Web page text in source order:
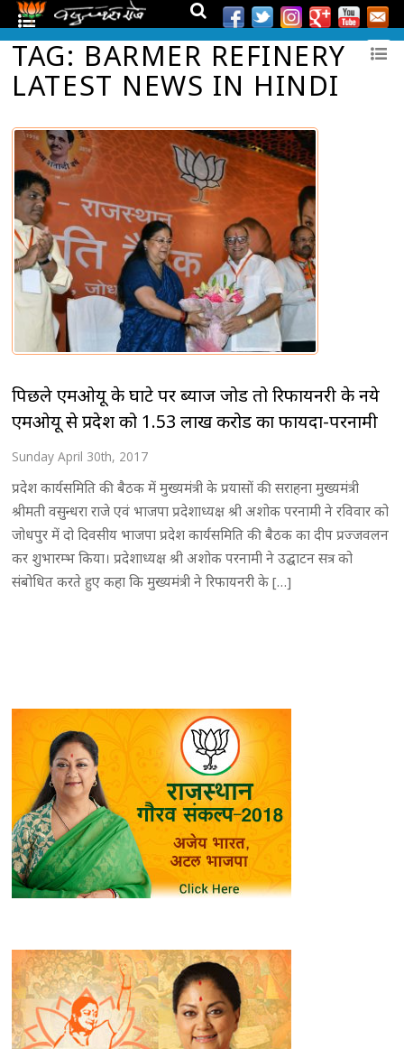
TAG: BARMER REFINERY
LATEST NEWS IN HINDI
पिछले एमओयू के घाटे पर ब्याज जोडें तो रिफायनरी के नये
एमओयू से प्रदेश को 1.53 लाख करोड का फायदा-परनामी
Sunday April 30th, 2017
प्रदेश कार्यसमिति की बैठक में मुख्यमंत्री के प्रयासों की सराहना मुख्यमंत्री
श्रीमती वसुन्धरा राजे एवं भाजपा प्रदेशाध्यक्ष श्री अशोक परनामी ने रविवार को
जोधपुर में दो दिवसीय भाजपा प्रदेश कार्यसमिति की बैठक का दीप प्रज्जवलन
कर शुभारम्भ किया। प्रदेशाध्यक्ष श्री अशोक परनामी ने उद्घाटन सत्र को
संबोधित करते हुए कहा कि मुख्यमंत्री ने रिफायनरी के […]